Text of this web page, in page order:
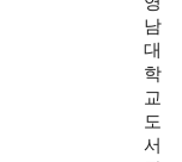
남
대
학
교
도
서